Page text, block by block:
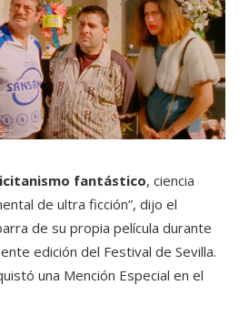
fantástico, ciencia
de ultra ficción”, dijo el
de su propia película durante
edición del Festival de Sevilla.
una Mención Especial en el